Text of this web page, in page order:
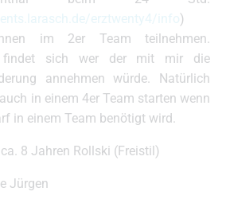
erztwenty4/info)
im 2er Team teilnehmen.
findet sich wer der mit mir die
annehmen würde. Natürlich
in einem 4er Team starten wenn
in einem Team benötigt wird.
8 Jahren Rollski (Freistil)
Jürgen